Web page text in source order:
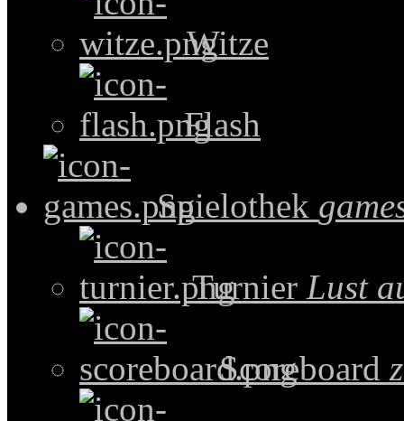
Witze
Flash
Spielothek
Turnier Lust
Scoreboard